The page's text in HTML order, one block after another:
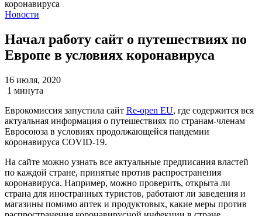
Новости
Начал работу сайт о путешествиях по
Европе в условиях коронавируса
16 июля, 2020
1 минута
Еврокомиссия запустила сайт Re-open EU, где содержится вся
актуальная информация о путешествиях по странам-членам
Евросоюза в условиях продолжающейся пандемии
коронавируса COVID-19.
На сайте можно узнать все актуальные предписания властей
по каждой стране, принятые против распространения
коронавируса. Например, можно проверить, открыта ли
страна для иностранных туристов, работают ли заведения и
магазины помимо аптек и продуктовых, какие меры против